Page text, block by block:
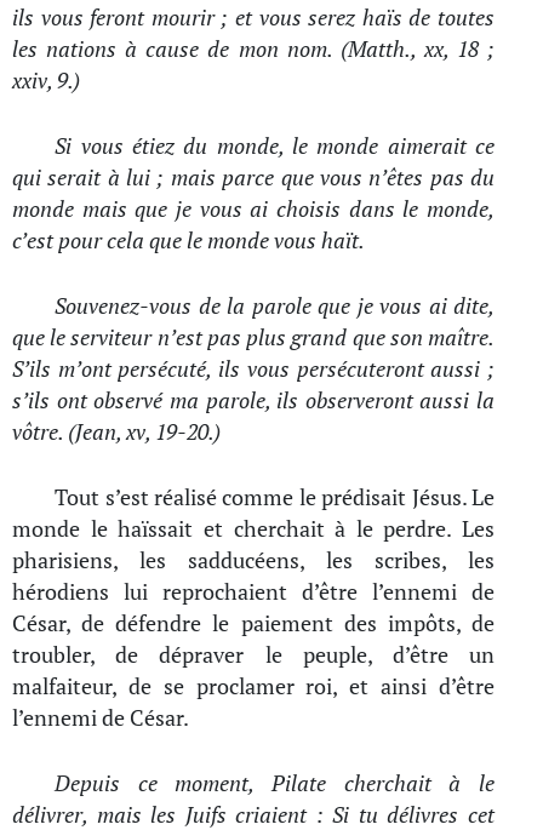
ils vous feront mourir ; et vous serez haïs de toutes
les nations à cause de mon nom. (Matth., xx, 18 ;
xxiv, 9.)
Si vous étiez du monde, le monde aimerait ce
qui serait à lui ; mais parce que vous n’êtes pas du
monde mais que je vous ai choisis dans le monde,
c’est pour cela que le monde vous haït.
Souvenez-vous de la parole que je vous ai dite,
que le serviteur n’est pas plus grand que son maître.
S’ils m’ont persécuté, ils vous persécuteront aussi ;
s’ils ont observé ma parole, ils observeront aussi la
vôtre. (Jean, xv, 19-20.)
Tout s’est réalisé comme le prédisait Jésus. Le
monde le haïssait et cherchait à le perdre. Les
pharisiens, les sadducéens, les scribes, les
hérodiens lui reprochaient d’être l’ennemi de
César, de défendre le paiement des impôts, de
troubler, de dépraver le peuple, d’être un
malfaiteur, de se proclamer roi, et ainsi d’être
l’ennemi de César.
Depuis ce moment, Pilate cherchait à le
délivrer, mais les Juifs criaient : Si tu délivres cet